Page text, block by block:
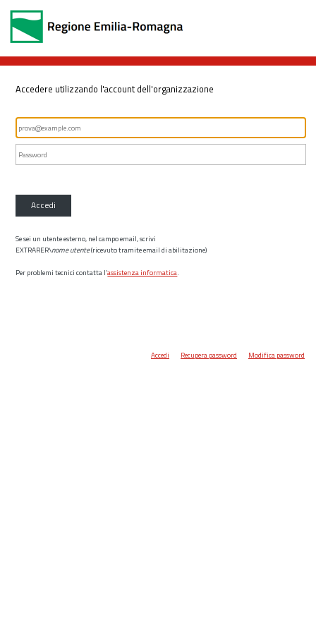
Accedere utilizzando l'account dell'organizzazione
Accedi
Se sei un utente esterno, nel campo email, scrivi
EXTRARER\nome utente(ricevuto tramite email di abilitazione)
Per problemi tecnici contatta l’assistenza informatica.
Accedi Recupera password Modifica password